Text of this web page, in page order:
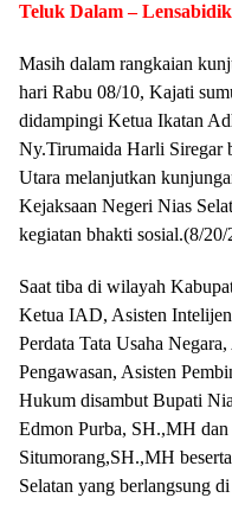
Teluk Dalam –
Masih dalam rangkaian
hari Rabu 08/10, Kajati
didampingi Ketua Ikatan
Ny.Tirumaida Harli Siregar
Utara melanjutkan
Kejaksaan Negeri Nias
kegiatan bhakti sosial.(8/20/
Saat tiba di wilayah
Ketua IAD, Asisten
Perdata Tata Usaha
Pengawasan, Asisten
Hukum disambut Bupati
Edmon Purba, SH.,MH
Situmorang,SH.,MH
Selatan yang berlangsung